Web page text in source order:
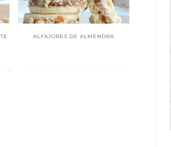
ALFAJORES DE ALMENDRA